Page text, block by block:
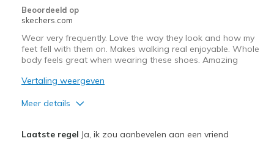
Beoordeeld op
skechers.com
Wear very frequently. Love the way they look and how my
feet fell with them on. Makes walking real enjoyable. Whole
body feels great when wearing these shoes. Amazing
Vertaling weergeven
Meer details
Laatste regel Ja, ik zou aanbevelen aan een vriend